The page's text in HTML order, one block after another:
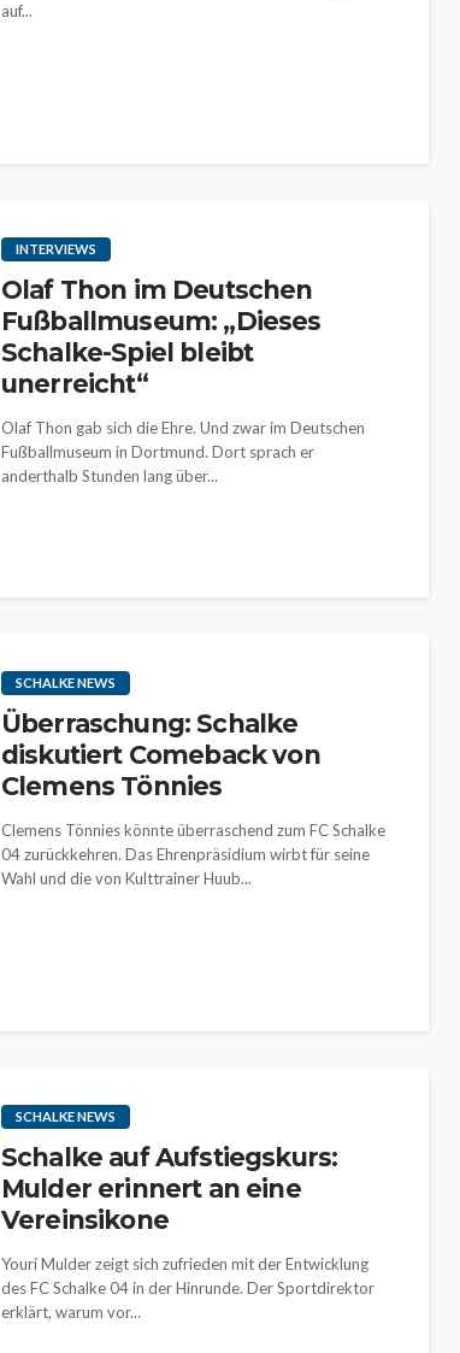
auf...
INTERVIEWS
Olaf Thon im Deutschen
Fußballmuseum: „Dieses
Schalke-Spiel bleibt
unerreicht“
Olaf Thon gab sich die Ehre. Und zwar im Deutschen
Fußballmuseum in Dortmund. Dort sprach er
anderthalb Stunden lang über...
SCHALKE NEWS
Überraschung: Schalke
diskutiert Comeback von
Clemens Tönnies
Clemens Tönnies könnte überraschend zum FC Schalke
04 zurückkehren. Das Ehrenpräsidium wirbt für seine
Wahl und die von Kulttrainer Huub...
SCHALKE NEWS
Schalke auf Aufstiegskurs:
Mulder erinnert an eine
Vereinsikone
Youri Mulder zeigt sich zufrieden mit der Entwicklung
des FC Schalke 04 in der Hinrunde. Der Sportdirektor
erklärt, warum vor...